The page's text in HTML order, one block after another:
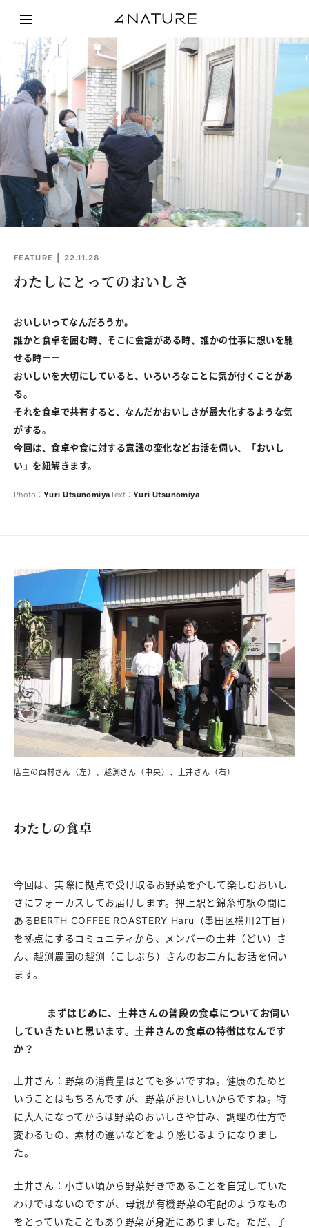
わたしにとってのおいしさ
FEATURE 22.11.28
おいしいってなんだろうか。
誰かと食卓を囲む時、そこに会話がある時、誰かの仕事に想いを馳
せる時ーー
おいしいを大切にしていると、いろいろなことに気が付くことがあ
る。
それを食卓で共有すると、なんだかおいしさが最大化するような気
がする。
今回は、食卓や食に対する意識の変化などお話を伺い、「おいし
い」を紐解きます。
Photo： Yuri UtsunomiyaText： Yuri Utsunomiya
店主の西村さん（左）、越渕さん（中央）、土井さん（右）
わたしの食卓
今回は、実際に拠点で受け取るお野菜を介して楽しむおいし
さにフォーカスしてお届けします。押上駅と錦糸町駅の間に
あるBERTH COFFEE ROASTERY Haru（墨田区横川2丁目）
を拠点にするコミュニティから、メンバーの土井（どい）さ
ん、越渕農園の越渕（こしぶち）さんのお二方にお話を伺い
ます。
まずはじめに、土井さんの普段の食卓についてお伺い
していきたいと思います。土井さんの食卓の特徴はなんです
か？
土井さん：野菜の消費量はとても多いですね。健康のためと
いうことはもちろんですが、野菜がおいしいからですね。特
に大人になってからは野菜のおいしさや甘み、調理の仕方で
変わるもの、素材の違いなどをより感じるようになりまし
た。
土井さん：小さい頃から野菜好きであることを自覚していた
わけではないのですが、母親が有機野菜の宅配のようなもの
をとっていたこともあり野菜が身近にありました。ただ、子